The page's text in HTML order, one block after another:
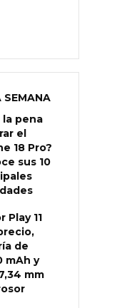
SEMANA
la pena
el
18 Pro?
sus 10
Play 11
de
mAh y
mm